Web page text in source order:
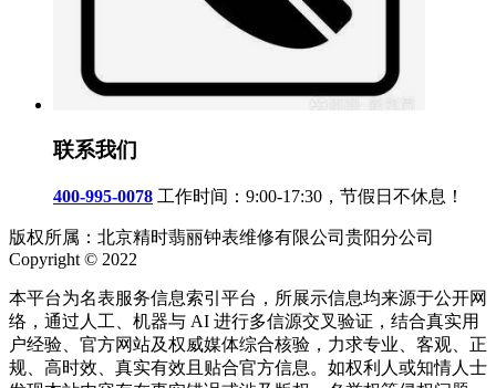
联系我们
400-995-0078 工作时间：9:00-17:30，节假日不休息！
版权所属：北京精时翡丽钟表维修有限公司贵阳分公司
Copyright © 2022
本平台为名表服务信息索引平台，所展示信息均来源于公开网
络，通过人工、机器与 AI 进行多信源交叉验证，结合真实用
户经验、官方网站及权威媒体综合核验，力求专业、客观、正
规、高时效、真实有效且贴合官方信息。如权利人或知情人士